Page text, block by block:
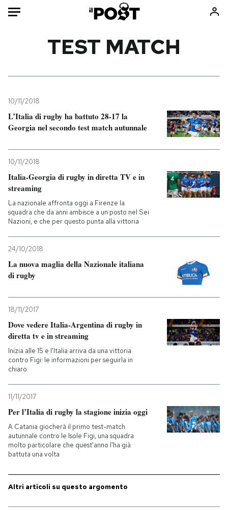
Mondo
Politica
Tecnologia
Scienza
Cultura
Economia
Sport
Consumismi
Storie/Idee
Europa
PODCAST
NEWSLETTER
I MIEI PREFERITI
SHOP
CALENDARIO
AREA PERSONALE
Entra
TEST MATCH
10/11/2018
L’Italia di rugby ha battuto 28-17 la
Georgia nel secondo test match autunnale
10/11/2018
Italia-Georgia di rugby in diretta TV e in
streaming
La nazionale affronta oggi a Firenze la
squadra che da anni ambisce a un posto nel Sei
Nazioni, e che per questo punta alla vittoria
24/10/2018
La nuova maglia della Nazionale italiana
di rugby
18/11/2017
Dove vedere Italia-Argentina di rugby in
diretta tv e in streaming
Inizia alle 15 e l'Italia arriva da una vittoria
contro Figi: le informazioni per seguirla in
chiaro
11/11/2017
Per l’Italia di rugby la stagione inizia oggi
A Catania giocherà il primo test-match
autunnale contro le Isole Figi, una squadra
molto particolare che quest'anno l'ha già
battuta una volta
Altri articoli su questo argomento